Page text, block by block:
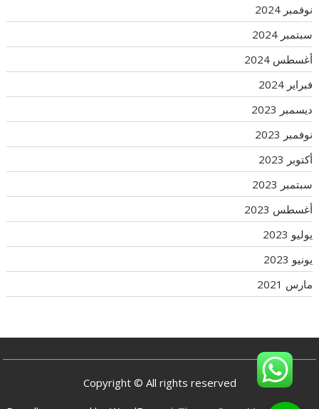
نوفمبر 2024
سبتمبر 2024
أغسطس 2024
فبراير 2024
ديسمبر 2023
نوفمبر 2023
أكتوبر 2023
سبتمبر 2023
أغسطس 2023
يوليو 2023
يونيو 2023
مارس 2021
Copyright © All rights reserved